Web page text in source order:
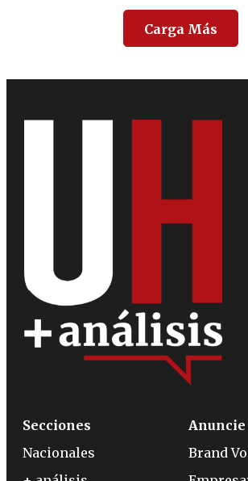
Carga Más
Secciones
Nacionales
Anuncie
Brand